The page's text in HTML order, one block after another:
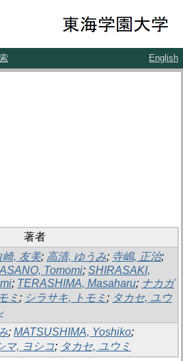
English
著者
崎, 友美; 高清, ゆうみ; 寺嶋, 正治;
ASANO, Tomomi; SHIRASAKI,
; TERASHIMA, Masaharu; ナカガ
ミ ; シラサキ, トモミ ; タカセ, ユウ
; MATSUSHIMA, Yoshiko;
マ, ヨシコ; タカセ, ユウミ